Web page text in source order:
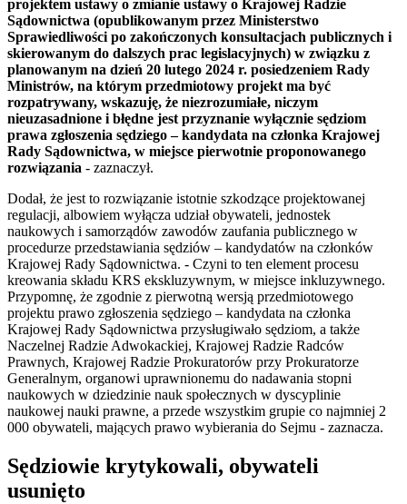
projektem ustawy o zmianie ustawy o Krajowej Radzie
Sądownictwa (opublikowanym przez Ministerstwo
Sprawiedliwości po zakończonych konsultacjach publicznych i
skierowanym do dalszych prac legislacyjnych) w związku z
planowanym na dzień 20 lutego 2024 r. posiedzeniem Rady
Ministrów, na którym przedmiotowy projekt ma być
rozpatrywany, wskazuję, że niezrozumiałe, niczym
nieuzasadnione i błędne jest przyznanie wyłącznie sędziom
prawa zgłoszenia sędziego – kandydata na członka Krajowej
Rady Sądownictwa, w miejsce pierwotnie proponowanego
rozwiązania - zaznaczył.
Dodał, że jest to rozwiązanie istotnie szkodzące projektowanej
regulacji, albowiem wyłącza udział obywateli, jednostek
naukowych i samorządów zawodów zaufania publicznego w
procedurze przedstawiania sędziów – kandydatów na członków
Krajowej Rady Sądownictwa. - Czyni to ten element procesu
kreowania składu KRS ekskluzywnym, w miejsce inkluzywnego.
Przypomnę, że zgodnie z pierwotną wersją przedmiotowego
projektu prawo zgłoszenia sędziego – kandydata na członka
Krajowej Rady Sądownictwa przysługiwało sędziom, a także
Naczelnej Radzie Adwokackiej, Krajowej Radzie Radców
Prawnych, Krajowej Radzie Prokuratorów przy Prokuratorze
Generalnym, organowi uprawnionemu do nadawania stopni
naukowych w dziedzinie nauk społecznych w dyscyplinie
naukowej nauki prawne, a przede wszystkim grupie co najmniej 2
000 obywateli, mających prawo wybierania do Sejmu - zaznacza.
Sędziowie krytykowali, obywateli
usunięto